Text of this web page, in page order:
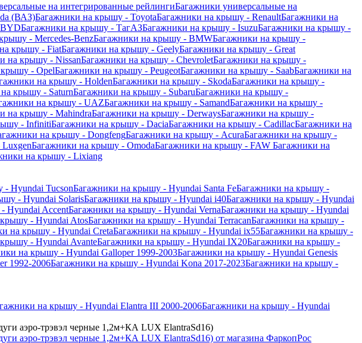
на интегрированные рейлингиБагажники универсальные на
(ВАЗ)Багажники на крышу - ToyotaБагажники на крышу - RenaultБагажники на
Багажники на крышу - ТагАЗБагажники на крышу - IsuzuБагажники на крышу -
- Mercedes-BenzБагажники на крышу - BMWБагажники на крышу -
крышу - FiatБагажники на крышу - GeelyБагажники на крышу - Great
на крышу - NissanБагажники на крышу - ChevroletБагажники на крышу -
- OpelБагажники на крышу - PeugeotБагажники на крышу - SaabБагажники на
на крышу - HoldenБагажники на крышу - SkodaБагажники на крышу -
крышу - SaturnБагажники на крышу - SubaruБагажники на крышу -
на крышу - UAZБагажники на крышу - SamandБагажники на крышу -
на крышу - MahindraБагажники на крышу - DerwaysБагажники на крышу -
- InfinitiБагажники на крышу - DaciaБагажники на крышу - CadillacБагажники на
на крышу - DongfengБагажники на крышу - AcuraБагажники на крышу -
Багажники на крышу - OmodaБагажники на крышу - FAW Багажники на
на крышу - Lixiang
Hyundai TucsonБагажники на крышу - Hyundai Santa FeБагажники на крышу -
- Hyundai SolarisБагажники на крышу - Hyundai i40Багажники на крышу - Hyundai
Hyundai AccentБагажники на крышу - Hyundai VernaБагажники на крышу - Hyundai
- Hyundai AtosБагажники на крышу - Hyundai TerracanБагажники на крышу -
на крышу - Hyundai CretaБагажники на крышу - Hyundai ix55Багажники на крышу -
- Hyundai AvanteБагажники на крышу - Hyundai IX20Багажники на крышу -
на крышу - Hyundai Galloper 1999-2003Багажники на крышу - Hyundai Genesis
1992-2006Багажники на крышу - Hyundai Kona 2017-2023Багажники на крышу -
на крышу - Hyundai Elantra III 2000-2006Багажники на крышу - Hyundai
аэро-трэвэл черные 1,2м+КА LUX ElantraSd16)